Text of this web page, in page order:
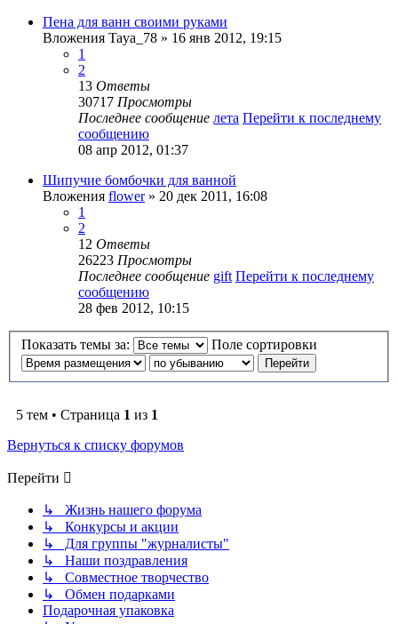
Пена для ванн своими руками
Вложения Taya_78 » 16 янв 2012, 19:15
1
2
13 Ответы
30717 Просмотры
Последнее сообщение лета Перейти к последнему
сообщению
08 апр 2012, 01:37
Шипучие бомбочки для ванной
Вложения flower» 20 дек 2011, 16:08
1
2
12 Ответы
26223 Просмотры
Последнее сообщение gift Перейти к последнему
сообщению
28 фев 2012, 10:15
Показать темы за: Поле сортировки
5 тем • Страница 1 из 1
Вернуться к списку форумов
Перейти
↳ Жизнь нашего форума
↳ Конкурсы и акции
↳ Для группы "журналисты"
↳ Наши поздравления
↳ Совместное творчество
↳ Обмен подарками
Подарочная упаковка